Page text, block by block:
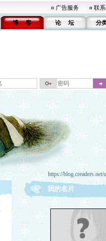
广告服务 联
博 客 论 坛 分
https://blog.creaders.net/
我的名片